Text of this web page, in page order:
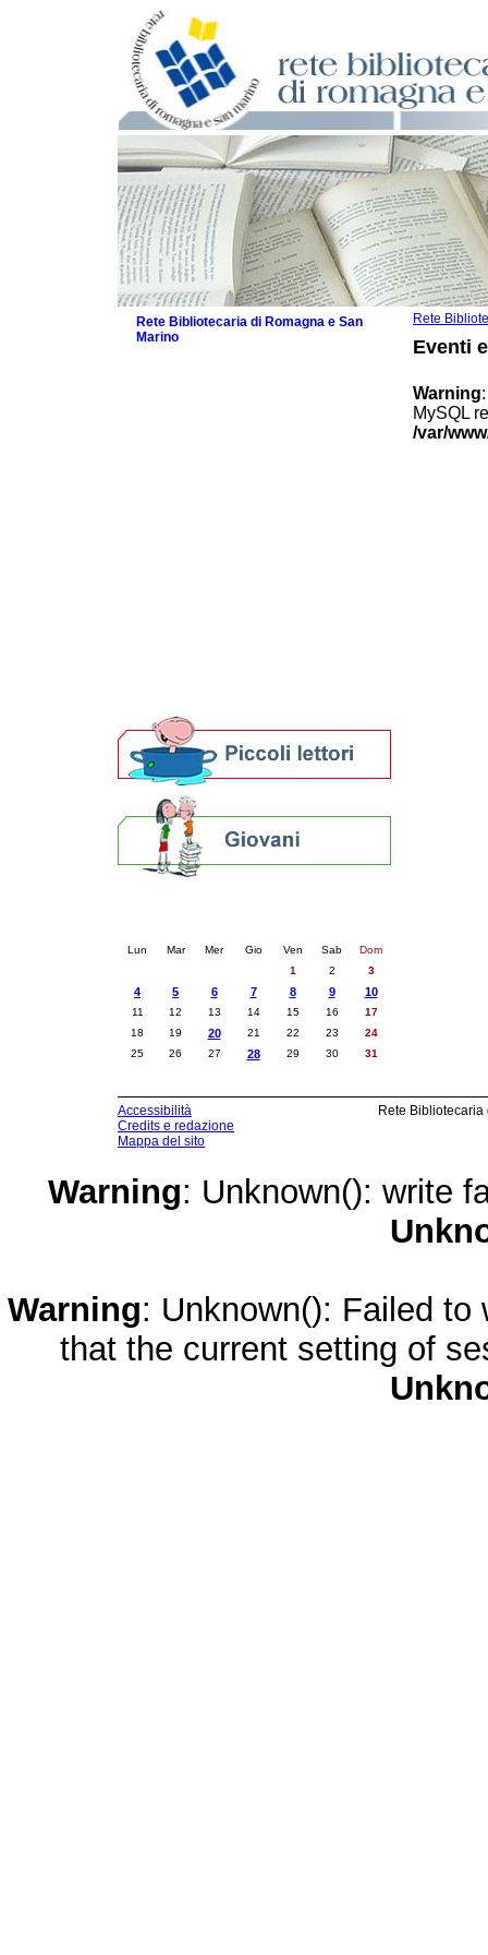
Rete
Eventi
Warning
MySQL
/var/
Rete Bibliotecaria di Romagna e San
Marino
Lun Mar Mer Gio Ven Sab
Dom
1
2 3
4 5 6 7 8 9 10
11 12 13 14 15 16
17
18
19 20 21 22 23
24
25
26 27 28 29 30 31
Accessibilità
Credits e redazione
Mappa del sito
Rete
Warning: Unknown(): write
Warning: Unknown(): Failed
that the current setting of